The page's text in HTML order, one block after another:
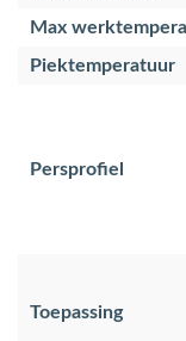
Max
Piektemperatuur
Persprofiel
Toepassing